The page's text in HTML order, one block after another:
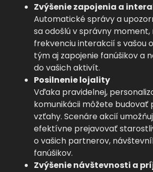
Zvýšenie zapojenia a
Automatické správy a
sa odošlú v správny moment,
frekvenciu interakcií s vašou
tým aj zapojenie fanúšikov a
do vašich aktivít.
Posilnenie lojality
Vďaka pravidelnej,
komunikácii môžete budovať
vzťahy. Scenáre akcií
efektívne prejavovať
o vašich partnerov,
fanúšikov.
Zvýšenie návštevnosti a